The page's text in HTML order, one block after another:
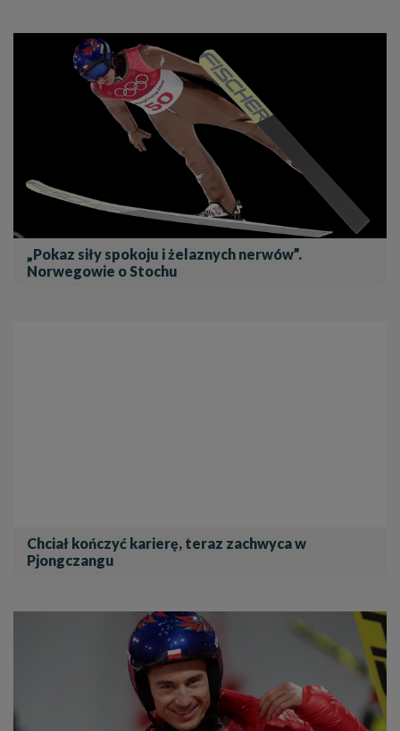
„Pokaz siły spokoju i żelaznych nerwów”.
Norwegowie o Stochu
Chciał kończyć karierę, teraz zachwyca w
Pjongczangu